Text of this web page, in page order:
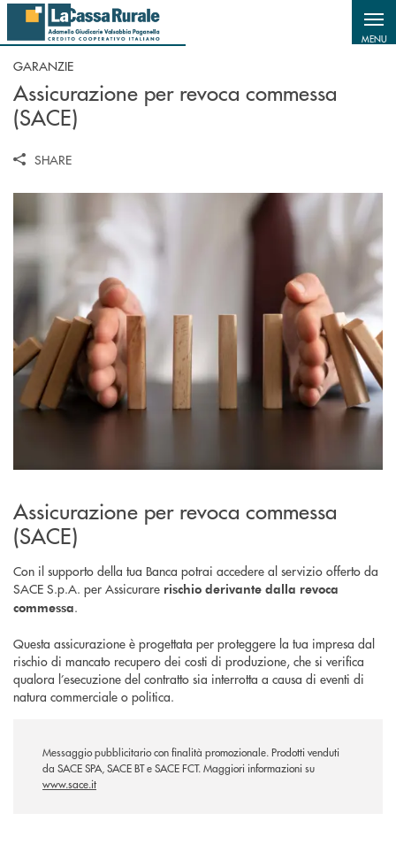
Salta al contenuto principale
MENU
GARANZIE
Assicurazione per revoca commessa
(SACE)
SHARE
Assicurazione per revoca commessa
(SACE)
Con il supporto della tua Banca potrai accedere al servizio offerto da
SACE S.p.A. per Assicurare rischio derivante dalla revoca
commessa.
Questa assicurazione è progettata per proteggere la tua impresa dal
rischio di mancato recupero dei costi di produzione, che si verifica
qualora l’esecuzione del contratto sia interrotta a causa di eventi di
natura commerciale o politica.
Messaggio pubblicitario con finalità promozionale. Prodotti venduti
da SACE SPA, SACE BT e SACE FCT. Maggiori informazioni su
www.sace.it